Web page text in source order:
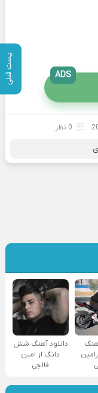
پست قبلی ADS
0 نظر
دانلود آهنگ شش
دانگ از امین
فالجی